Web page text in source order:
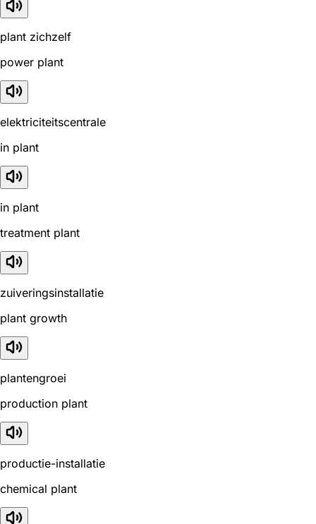
plant zichzelf
power plant
elektriciteitscentrale
in plant
in plant
treatment plant
zuiveringsinstallatie
plant growth
plantengroei
production plant
productie-installatie
chemical plant